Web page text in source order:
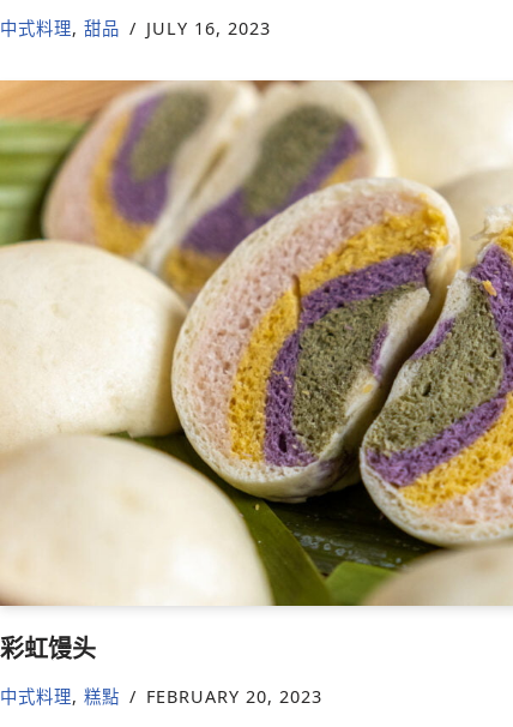
中式料理, 甜品 JULY 16, 2023
彩虹馒头
中式料理, 糕點 FEBRUARY 20, 2023